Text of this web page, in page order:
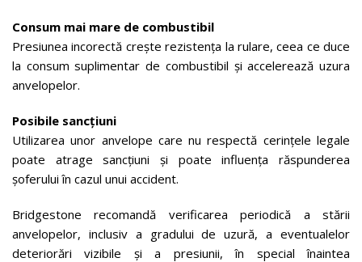
Consum mai mare de combustibil
Presiunea incorectă crește rezistența la rulare, ceea ce duce
la consum suplimentar de combustibil și accelerează uzura
anvelopelor.
Posibile sancțiuni
Utilizarea unor anvelope care nu respectă cerințele legale
poate atrage sancțiuni și poate influența răspunderea
șoferului în cazul unui accident.
Bridgestone recomandă verificarea periodică a stării
anvelopelor, inclusiv a gradului de uzură, a eventualelor
deteriorări vizibile și a presiunii, în special înaintea